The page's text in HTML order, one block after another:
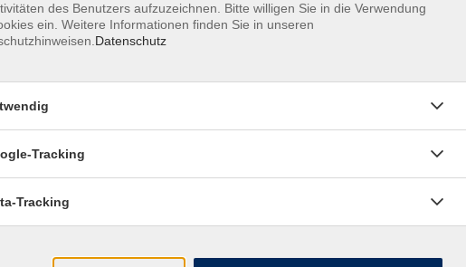
Startseite
des Benutzers aufzuzeichnen. Bitte willigen Sie in die Verwendung
ein. Weitere Informationen finden Sie in unseren
Datenschutz
Tracking
Tracking